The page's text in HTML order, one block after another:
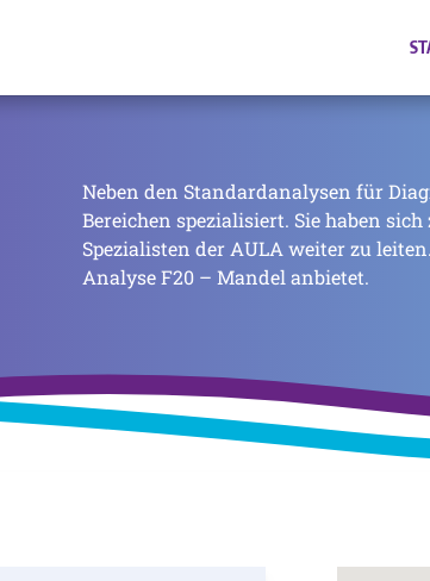
Neben den Standardanalysen für
Bereichen spezialisiert. Sie haben
Spezialisten der AULA weiter zu
Analyse F20 – Mandel anbietet.